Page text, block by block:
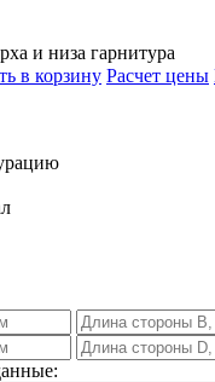
и низа гарнитура
в корзину Расчет цены